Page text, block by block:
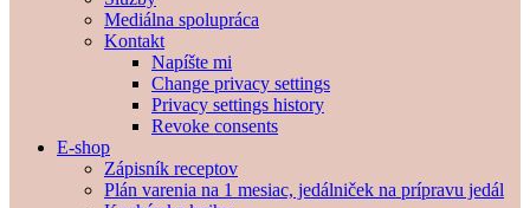
Mediálna spolupráca
Kontakt
Napíšte mi
Change privacy settings
Privacy settings history
Revoke consents
E-shop
Zápisník receptov
Plán varenia na 1 mesiac, jedálniček na prípravu jedál